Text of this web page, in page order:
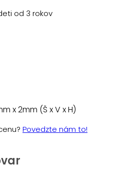
od 3 rokov
x 2mm (Š x V x H)
Povedzte nám to!